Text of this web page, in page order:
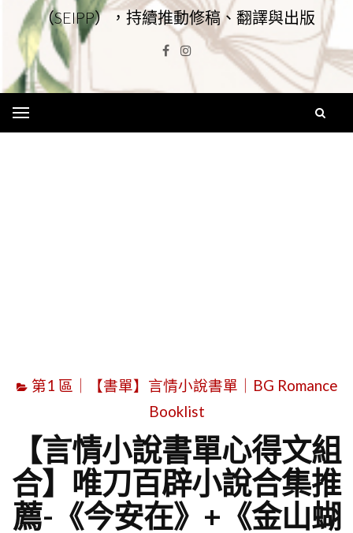
（SEIPP），持續推動修稿、翻譯與出版
Facebook
Instagram
第1 區｜【書單】言情小說書單｜BG Romance
Booklist
【言情小說書單心得文組
合】唯刀百辟小說合集推
薦-《今安在》+《金山蝴